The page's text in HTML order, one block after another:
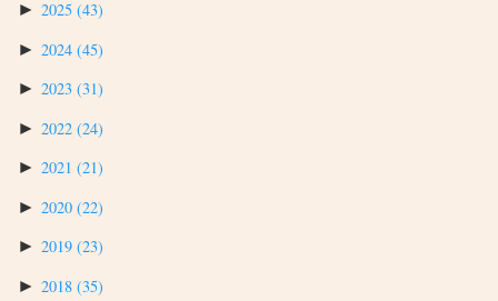
► 2025 (43)
► 2024 (45)
► 2023 (31)
► 2022 (24)
► 2021 (21)
► 2020 (22)
► 2019 (23)
► 2018 (35)